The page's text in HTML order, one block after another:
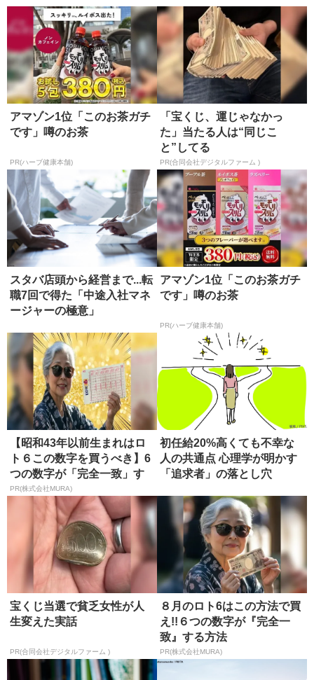
アマゾン1位「このお茶ガチ
です」噂のお茶
PR(ハーブ健康本舗)
「宝くじ、運じゃなかっ
た」当たる人は“同じこ
と”してる
PR(合同会社デジタルファーム )
スタバ店頭から経営まで...転
職7回で得た「中途入社マネ
ージャーの極意」
アマゾン1位「このお茶ガチ
です」噂のお茶
PR(ハーブ健康本舗)
【昭和43年以前生まれはロ
ト６この数字を買うべき】6
つの数字が「完全一致」す
る方...
PR(株式会社MURA)
初任給20%高くても不幸な
人の共通点 心理学が明かす
「追求者」の落とし穴
宝くじ当選で貧乏女性が人
生変えた実話
PR(合同会社デジタルファーム )
８月のロト6はこの方法で買
え!!６つの数字が『完全一
致』する方法
PR(株式会社MURA)